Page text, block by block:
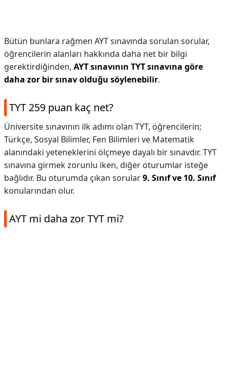
Bütün bunlara rağmen AYT sınavında sorulan sorular,
öğrencilerin alanları hakkında daha net bir bilgi
gerektirdiğinden, AYT sınavının TYT sınavına göre
daha zor bir sınav olduğu söylenebilir.
TYT 259 puan kaç net?
Üniversite sınavının ilk adımı olan TYT, öğrencilerin;
Türkçe, Sosyal Bilimler, Fen Bilimleri ve Matematik
alanındaki yeteneklerini ölçmeye dayalı bir sınavdır. TYT
sınavına girmek zorunlu iken, diğer oturumlar isteğe
bağlıdır. Bu oturumda çıkan sorular9. Sınıf ve 10. Sınıf
konularından olur.
AYT mi daha zor TYT mi?